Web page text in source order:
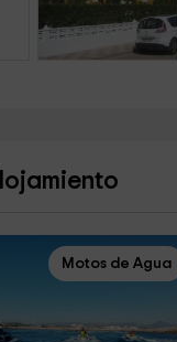
Motos de Agua